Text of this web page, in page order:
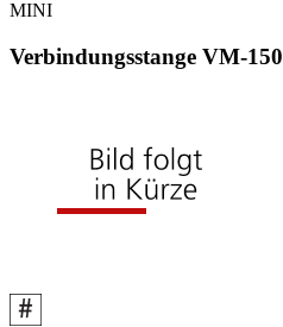
MINI
Verbindungsstange VM‑150